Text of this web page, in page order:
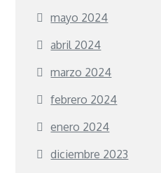
mayo 2024
abril 2024
marzo 2024
febrero 2024
enero 2024
diciembre 2023